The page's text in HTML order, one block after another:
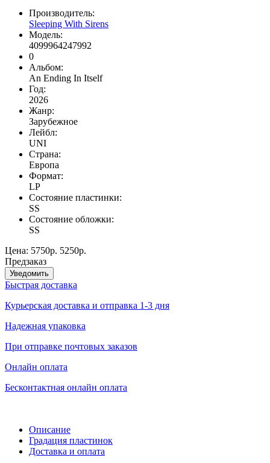
Производитель:
Sleeping With Sirens
Модель:
4099964247992
0
Альбом:
An Ending In Itself
Год:
2026
Жанр:
Зарубежное
Лейбл:
UNI
Страна:
Европа
Формат:
LP
Состояние пластинки:
SS
Состояние обложки:
SS
Цена: 5750р. 5250р.
Предзаказ
Уведомить
Быстрая доставка
Курьерская доставка и отправка 1-3 дня
Надежная упаковка
При отправке почтовых заказов
Онлайн оплата
Бесконтактная онлайн оплата
Описание
Градация пластинок
Доставка и оплата